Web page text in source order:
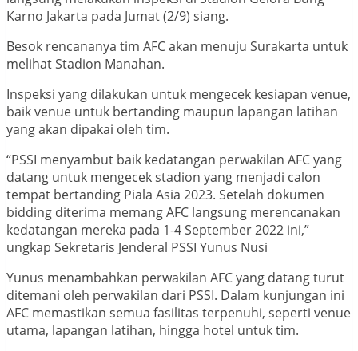
Karno Jakarta pada Jumat (2/9) siang.
Besok rencananya tim AFC akan menuju Surakarta untuk
melihat Stadion Manahan.
Inspeksi yang dilakukan untuk mengecek kesiapan venue,
baik venue untuk bertanding maupun lapangan latihan
yang akan dipakai oleh tim.
“PSSI menyambut baik kedatangan perwakilan AFC yang
datang untuk mengecek stadion yang menjadi calon
tempat bertanding Piala Asia 2023. Setelah dokumen
bidding diterima memang AFC langsung merencanakan
kedatangan mereka pada 1-4 September 2022 ini,”
ungkap Sekretaris Jenderal PSSI Yunus Nusi
Yunus menambahkan perwakilan AFC yang datang turut
ditemani oleh perwakilan dari PSSI. Dalam kunjungan ini
AFC memastikan semua fasilitas terpenuhi, seperti venue
utama, lapangan latihan, hingga hotel untuk tim.